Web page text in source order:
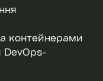
контейнерами
DevOps-